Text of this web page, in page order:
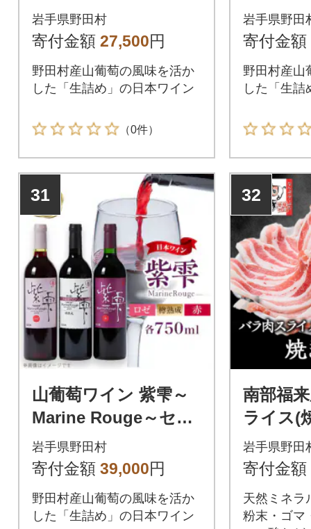
ト(赤・樽熟成)750ml×
各1本
岩手県野田村
寄付金額 27,500円
野田村産山葡萄の風味を活か
した「生詰め」の日本ワイン
（0件）
ト(ロゼ
ml×各1
岩手県野田
寄付金額
野田村産山
した「生詰
31
山葡萄ワイン 紫雫～
Marine Rouge～セッ
ト(赤・ロゼ・樽熟成)
750ml×各1本
岩手県野田村
寄付金額 39,000円
野田村産山葡萄の風味を活か
した「生詰め」の日本ワイン
32
南部福
ライス(
岩手県野田
寄付金額
天然ミネラ
粉末・ゴマ